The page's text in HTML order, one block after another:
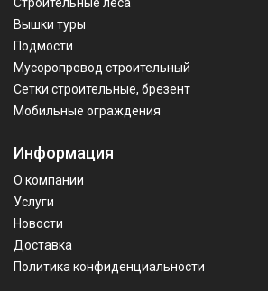
Вышки туры
Подмости
Мусоропровод строительный
Сетки строительные, брезент
Мобильные ограждения
Информация
О компании
Услуги
Новости
Доставка
Политика конфиденциальности